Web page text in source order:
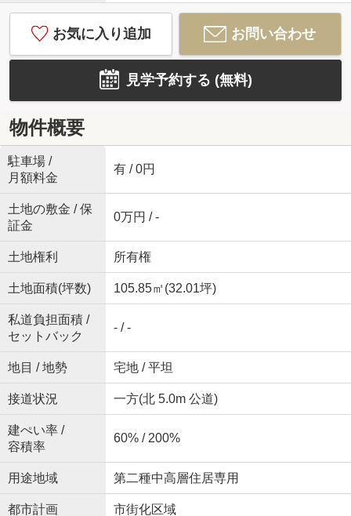
お気に入り追加 お問い合わせ
見学予約する (無料)
物件概要
駐車場 /
月額料金
有 / 0円
土地の敷金 / 保
証金
0万円 / -
土地権利 所有権
土地面積(坪数) 105.85㎡(32.01坪)
私道負担面積 /
セットバック
- / -
地目 / 地勢 宅地 / 平坦
接道状況 一方(北 5.0m 公道)
建ぺい率 /
容積率
60% / 200%
用途地域 第二種中高層住居専用
都市計画 市街化区域